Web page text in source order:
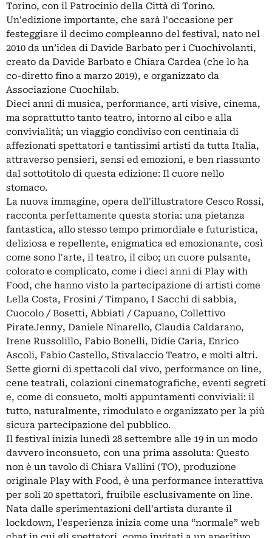
Torino, con il Patrocinio della Città di Torino.
Un'edizione importante, che sarà l'occasione per
festeggiare il decimo compleanno del festival, nato nel
2010 da un’idea di Davide Barbato per i Cuochivolanti,
creato da Davide Barbato e Chiara Cardea (che lo ha
co-diretto fino a marzo 2019), e organizzato da
Associazione Cuochilab.
Dieci anni di musica, performance, arti visive, cinema,
ma soprattutto tanto teatro, intorno al cibo e alla
convivialità; un viaggio condiviso con centinaia di
affezionati spettatori e tantissimi artisti da tutta Italia,
attraverso pensieri, sensi ed emozioni, e ben riassunto
dal sottotitolo di questa edizione: Il cuore nello
stomaco.
La nuova immagine, opera dell'illustratore Cesco Rossi,
racconta perfettamente questa storia: una pietanza
fantastica, allo stesso tempo primordiale e futuristica,
deliziosa e repellente, enigmatica ed emozionante, così
come sono l'arte, il teatro, il cibo; un cuore pulsante,
colorato e complicato, come i dieci anni di Play with
Food, che hanno visto la partecipazione di artisti come
Lella Costa, Frosini / Timpano, I Sacchi di sabbia,
Cuocolo / Bosetti, Abbiati / Capuano, Collettivo
PirateJenny, Daniele Ninarello, Claudia Caldarano,
Irene Russolillo, Fabio Bonelli, Didie Caria, Enrico
Ascoli, Fabio Castello, Stivalaccio Teatro, e molti altri.
Sette giorni di spettacoli dal vivo, performance on line,
cene teatrali, colazioni cinematografiche, eventi segreti
e, come di consueto, molti appuntamenti conviviali: il
tutto, naturalmente, rimodulato e organizzato per la più
sicura partecipazione del pubblico.
Il festival inizia lunedì 28 settembre alle 19 in un modo
davvero inconsueto, con una prima assoluta: Questo
non è un tavolo di Chiara Vallini (TO), produzione
originale Play with Food, è una performance interattiva
per soli 20 spettatori, fruibile esclusivamente on line.
Nata dalle sperimentazioni dell'artista durante il
lockdown, l'esperienza inizia come una “normale” web